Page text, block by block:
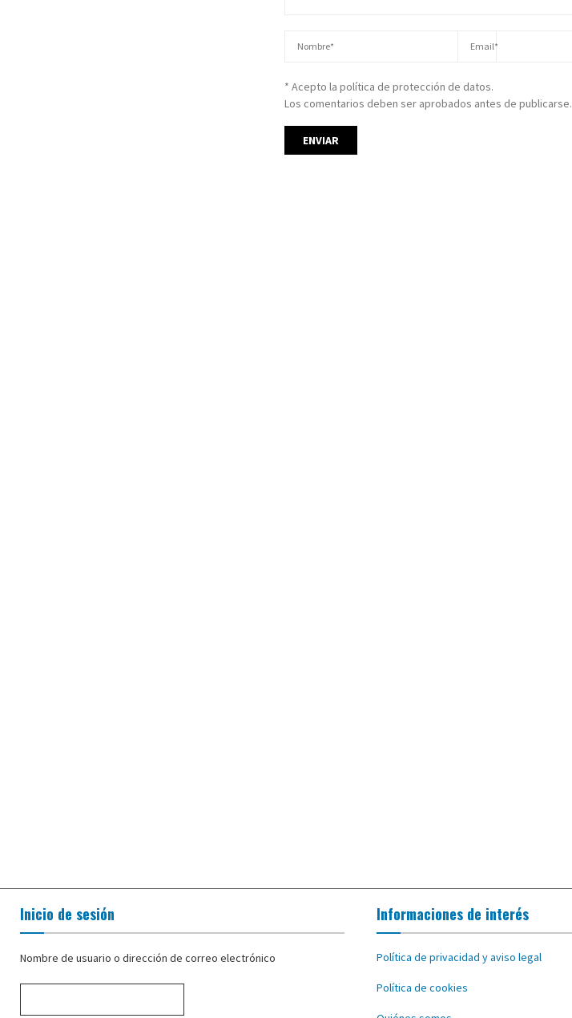
* Acepto la política de protección de datos.
Los comentarios deben ser aprobados antes de publicarse.
Inicio de sesión
Nombre de usuario o dirección de correo electrónico
Informaciones de interés
Política de privacidad y aviso legal
Política de cookies